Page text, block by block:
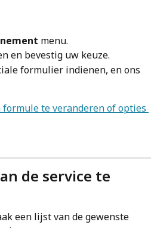
menu.
en bevestig uw keuze.
formulier indienen, en ons
de service te
een lijst van de gewenste